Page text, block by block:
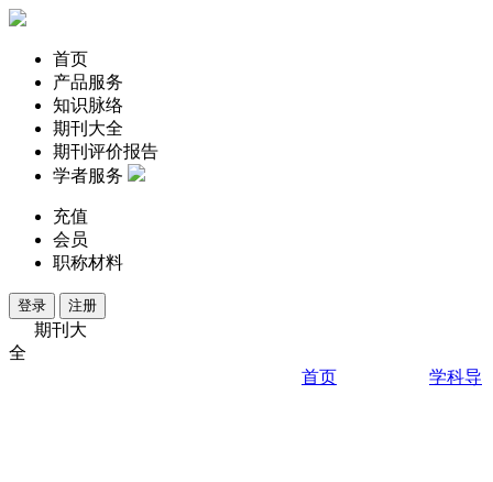
首页
产品服务
知识脉络
期刊大全
期刊评价报告
学者服务
充值
会员
职称材料
登录 注册
期刊大
全
首页
学科导